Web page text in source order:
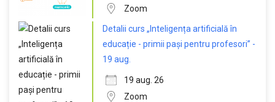
Zoom
Detalii curs „Inteligența artificială în
educație - primii pași pentru profesori” -
19 aug.
19 aug. 26
Zoom